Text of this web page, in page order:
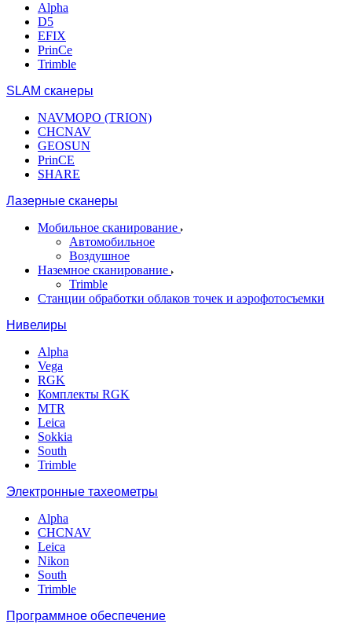
Alpha
D5
EFIX
PrinCe
Trimble
SLAM сканеры
NAVMOPO (TRION)
CHCNAV
GEOSUN
PrinCE
SHARE
Лазерные сканеры
Мобильное сканирование
Автомобильное
Воздушное
Наземное сканирование
Trimble
Станции обработки облаков точек и аэрофотосъемки
Нивелиры
Alpha
Vega
RGK
Комплекты RGK
MTR
Leica
Sokkia
South
Trimble
Электронные тахеометры
Alpha
CHCNAV
Leica
Nikon
South
Trimble
Программное обеспечение